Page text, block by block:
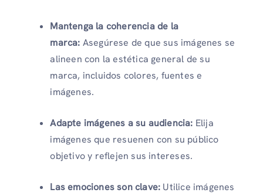
Mantenga la coherencia de la
marca: Asegúrese de que sus imágenes se
alineen con la estética general de su
marca, incluidos colores, fuentes e
imágenes.
Adapte imágenes a su audiencia: Elija
imágenes que resuenen con su público
objetivo y reflejen sus intereses.
Las emociones son clave: Utilice imágenes